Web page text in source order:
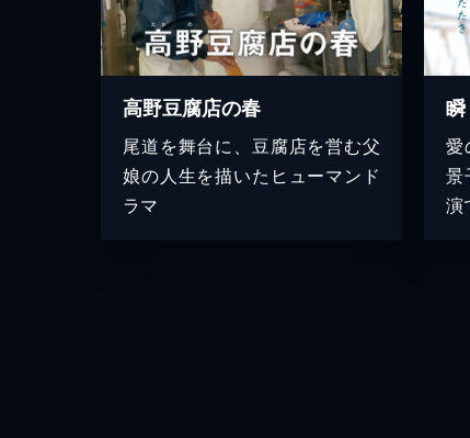
高野豆腐店の春
尾道を舞台に、豆腐店を営む父
娘の人生を描いたヒューマンド
ラマ
愛
景
演